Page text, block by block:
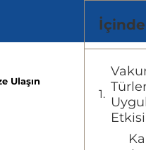
Ulaşın
Etkisi